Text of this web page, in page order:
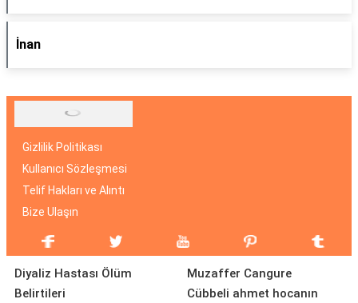
İnan
Gizlilik Politikası
Kullanıcı Sözleşmesi
Telif Hakları ve Alıntı
Bize Ulaşın
Diyaliz Hastası Ölüm
Belirtileri
Muzaffer Cangure
Cübbeli ahmet hocanın